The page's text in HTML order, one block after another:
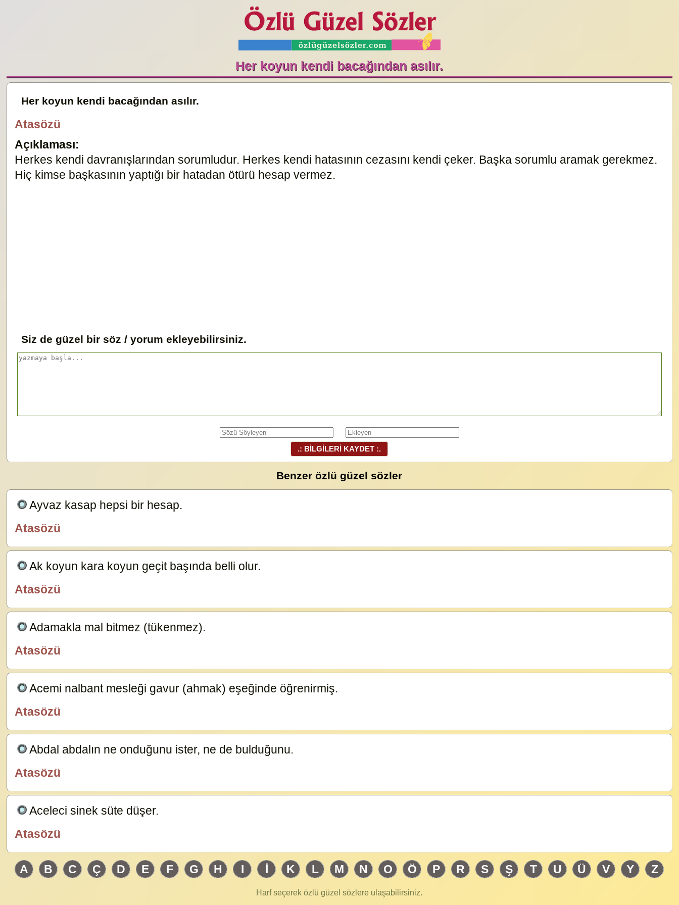
Her koyun kendi bacağından asılır.
Her koyun kendi bacağından asılır.
Atasözü
Açıklaması:
Herkes kendi davranışlarından sorumludur. Herkes kendi hatasının cezasını kendi çeker. Başka sorumlu aramak gerekmez.
Hiç kimse başkasının yaptığı bir hatadan ötürü hesap vermez.
Siz de güzel bir söz / yorum ekleyebilirsiniz.
.: BİLGİLERİ KAYDET :.
Benzer özlü güzel sözler
Ayvaz kasap hepsi bir hesap.
Atasözü
Ak koyun kara koyun geçit başında belli olur.
Atasözü
Adamakla mal bitmez (tükenmez).
Atasözü
Acemi nalbant mesleği gavur (ahmak) eşeğinde öğrenirmiş.
Atasözü
Abdal abdalın ne onduğunu ister, ne de bulduğunu.
Atasözü
Aceleci sinek süte düşer.
Atasözü
A B C Ç D E F G H I İ K L M N O Ö P R S Ş T U Ü V Y Z
Harf seçerek özlü güzel sözlere ulaşabilirsiniz.